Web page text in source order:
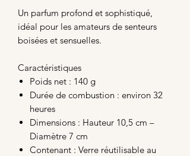
Un parfum profond et sophistiqué,
idéal pour les amateurs de senteurs
boisées et sensuelles.
Caractéristiques
Poids net : 140 g
Durée de combustion : environ 32
heures
Dimensions : Hauteur 10,5 cm –
Diamètre 7 cm
Contenant : Verre réutilisable au